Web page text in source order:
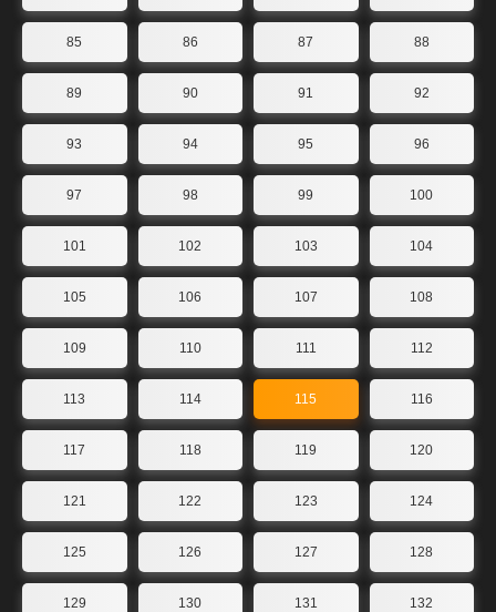
85 86 87 88
89 90 91 92
93 94 95 96
97 98 99 100
101 102 103 104
105 106 107 108
109 110 111 112
113 114 115 116
117 118 119 120
121 122 123 124
125 126 127 128
129 130 131 132